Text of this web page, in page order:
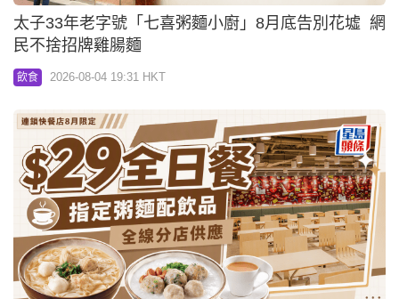
太子33年老字號「七喜粥麵小廚」8月底告別花墟 網
民不捨招牌雞腸麵
飲食 2026-08-04 19:31 HKT